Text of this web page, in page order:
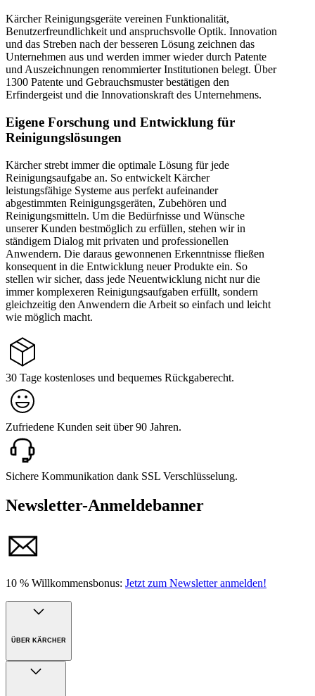
Kärcher Reinigungsgeräte vereinen Funktionalität,
Benutzerfreundlichkeit und anspruchsvolle Optik. Innovation
und das Streben nach der besseren Lösung zeichnen das
Unternehmen aus und werden immer wieder durch Patente
und Auszeichnungen renommierter Institutionen belegt. Über
1300 Patente und Gebrauchsmuster bestätigen den
Erfindergeist und die Innovationskraft des Unternehmens.
Eigene Forschung und Entwicklung für
Reinigungslösungen
Kärcher strebt immer die optimale Lösung für jede
Reinigungsaufgabe an. So entwickelt Kärcher
leistungsfähige Systeme aus perfekt aufeinander
abgestimmten Reinigungsgeräten, Zubehören und
Reinigungsmitteln. Um die Bedürfnisse und Wünsche
unserer Kunden bestmöglich zu erfüllen, stehen wir in
ständigem Dialog mit privaten und professionellen
Anwendern. Die daraus gewonnenen Erkenntnisse fließen
konsequent in die Entwicklung neuer Produkte ein. So
stellen wir sicher, dass jede Neuentwicklung nicht nur die
immer komplexeren Reinigungsaufgaben erfüllt, sondern
gleichzeitig den Anwendern die Arbeit so einfach und leicht
wie möglich macht.
30 Tage kostenloses und bequemes Rückgaberecht.
Zufriedene Kunden seit über 90 Jahren.
Sichere Kommunikation dank SSL Verschlüsselung.
Newsletter-Anmeldebanner
10 % Willkommensbonus: Jetzt zum Newsletter anmelden!
ÜBER KÄRCHER
Unternehmen